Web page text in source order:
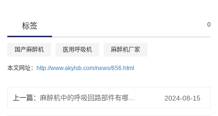
标签 0
国产麻醉机 医用呼吸机 麻醉机厂家
本文网址： http://www.akylsb.com/news/656.html
上一篇： 2024-08-15